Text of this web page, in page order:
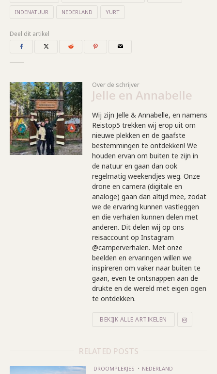
INDENATUUR NEDERLAND YURT
Deel dit artikel
Over de schrijver
Jelle en Annabelle
Wij zijn Jelle & Annabelle, en namens
Reistop5 trekken wij erop uit om
nieuwe plekken en de gaafste
bestemmingen te ontdekken! We
houden ervan om buiten te zijn in
de natuur en gaan dan ook
regelmatig weekendjes weg. Onze
drone en camera (digitale en
analoge) gaan dan altijd mee, zodat
we de ervaring kunnen vastleggen
en die verhalen kunnen delen met
anderen. Dit delen wij op ons
reisaccount op Instagram
@camperverhalen. Met onze
beelden en ervaringen willen we
inspireren om vaker naar buiten te
gaan, even te ontsnappen aan de
drukte en de wereld met eigen ogen
te ontdekken.
BEKIJK ALLE ARTIKELEN
RELATED POSTS
DROOMPLEKJES NEDERLAND